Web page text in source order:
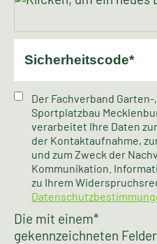
Der Fachverband
Sportplatzbau
verarbeitet Ihre Daten
der Kontaktaufnahme,
und zum Zweck der
Kommunikation.
zu Ihrem
Die mit einem*
gekennzeichneten